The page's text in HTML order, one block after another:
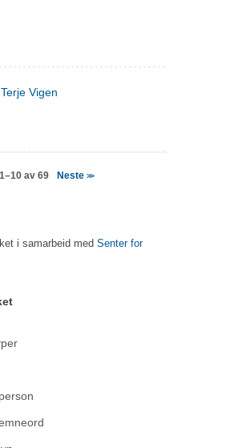
Vigen
1–10 av 69 Neste>>
i samarbeid med Senter for